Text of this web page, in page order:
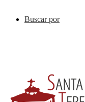
Buscar por